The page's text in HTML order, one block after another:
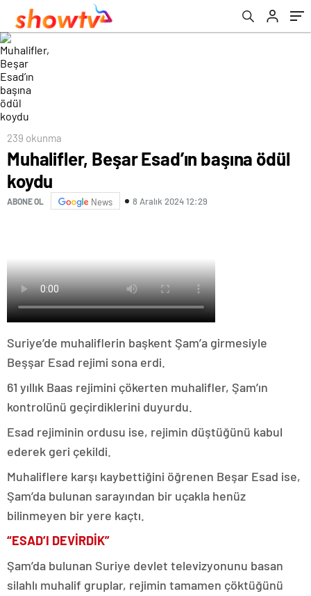
239 okunma
Muhalifler, Beşar Esad’ın başına ödül
koydu
ABONE OL News 8 Aralık 2024 12:29
Suriye’de muhaliflerin başkent Şam’a girmesiyle
Beşşar Esad rejimi sona erdi.
61 yıllık Baas rejimini çökerten muhalifler, Şam’ın
kontrolünü geçirdiklerini duyurdu.
Esad rejiminin ordusu ise, rejimin düştüğünü kabul
ederek geri çekildi.
Muhaliflere karşı kaybettiğini öğrenen Beşar Esad ise,
Şam’da bulunan sarayından bir uçakla henüz
bilinmeyen bir yere kaçtı.
“ESAD’I DEVİRDİK”
Şam’da bulunan Suriye devlet televizyonunu basan
silahlı muhalif gruplar, rejimin tamamen çöktüğünü